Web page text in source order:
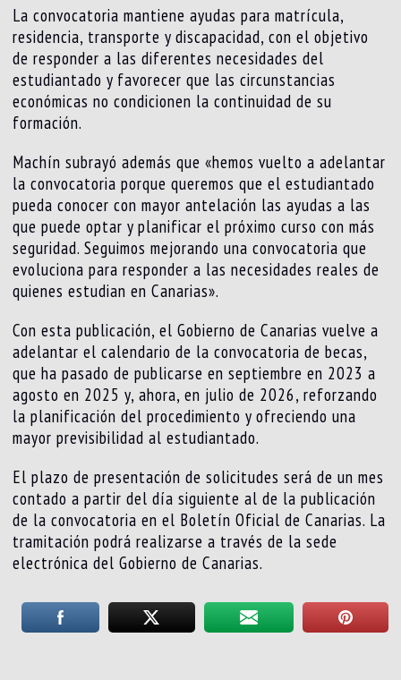
La convocatoria mantiene ayudas para matrícula,
residencia, transporte y discapacidad, con el objetivo
de responder a las diferentes necesidades del
estudiantado y favorecer que las circunstancias
económicas no condicionen la continuidad de su
formación.
Machín subrayó además que «hemos vuelto a adelantar
la convocatoria porque queremos que el estudiantado
pueda conocer con mayor antelación las ayudas a las
que puede optar y planificar el próximo curso con más
seguridad. Seguimos mejorando una convocatoria que
evoluciona para responder a las necesidades reales de
quienes estudian en Canarias».
Con esta publicación, el Gobierno de Canarias vuelve a
adelantar el calendario de la convocatoria de becas,
que ha pasado de publicarse en septiembre en 2023 a
agosto en 2025 y, ahora, en julio de 2026, reforzando
la planificación del procedimiento y ofreciendo una
mayor previsibilidad al estudiantado.
El plazo de presentación de solicitudes será de un mes
contado a partir del día siguiente al de la publicación
de la convocatoria en el Boletín Oficial de Canarias. La
tramitación podrá realizarse a través de la sede
electrónica del Gobierno de Canarias.